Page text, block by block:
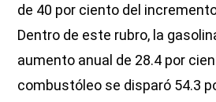
de 40 por ciento del
Dentro de este rubro, la
aumento anual de 28.4 por
combustóleo se disparó 54.3